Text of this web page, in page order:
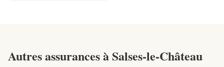
Autres assurances àSalses-le-Château